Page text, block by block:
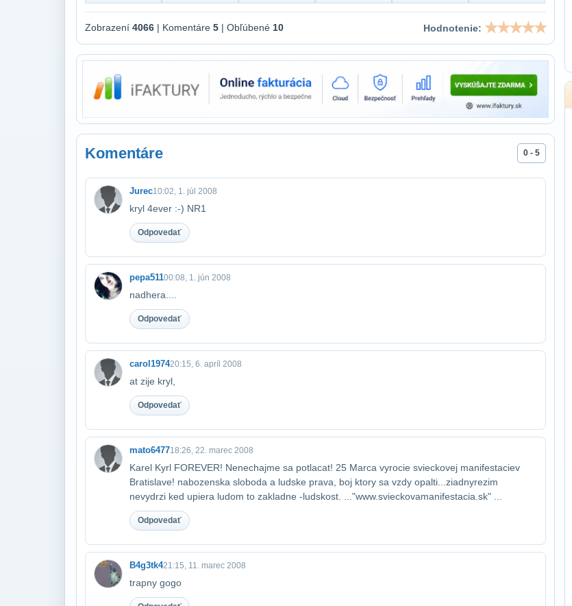
Zobrazení 4066 | Komentáre 5 | Obľúbené 10 Hodnotenie:
Komentáre 0 - 5
Jurec10:02, 1. júl 2008
kryl 4ever :-) NR1
Odpovedať
pepa51100:08, 1. jún 2008
nadhera....
Odpovedať
carol197420:15, 6. apríl 2008
at zije kryl,
Odpovedať
mato647718:26, 22. marec 2008
Karel Kyrl FOREVER! Nenechajme sa potlacat! 25 Marca vyrocie svieckovej manifestacie​v
Bratislave! nabozenska sloboda a ludske prava, boj ktory sa vzdy opalti...ziadny​rezim
nevydrzi ked upiera ludom to zakladne -​ludskost. ..."www.svieckovamanifestacia.sk" ...
Odpovedať
B4g3tk421:15, 11. marec 2008
trapny gogo